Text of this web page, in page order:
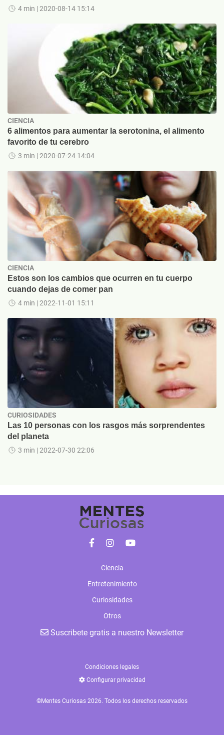
4 min | 2020-08-14 15:14
CIENCIA
6 alimentos para aumentar la serotonina, el alimento
favorito de tu cerebro
3 min | 2020-07-24 14:04
CIENCIA
Estos son los cambios que ocurren en tu cuerpo
cuando dejas de comer pan
4 min | 2022-11-01 15:11
CURIOSIDADES
Las 10 personas con los rasgos más sorprendentes
del planeta
3 min | 2022-07-30 22:06
Ciencia
Entretenimiento
Curiosidades
Otros
Suscribete gratis a nuestro Newsletter
Condiciones legales
Configurar privacidad
©Mentes Curiosas 2026. Todos los derechos reservados